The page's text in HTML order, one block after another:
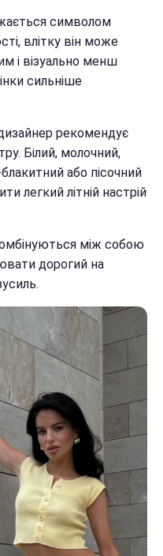
символом
влітку він може
і візуально менш
сильніше
рекомендує
Білий, молочний,
або пісочний
легкий літній настрій
між собою
дорогий на